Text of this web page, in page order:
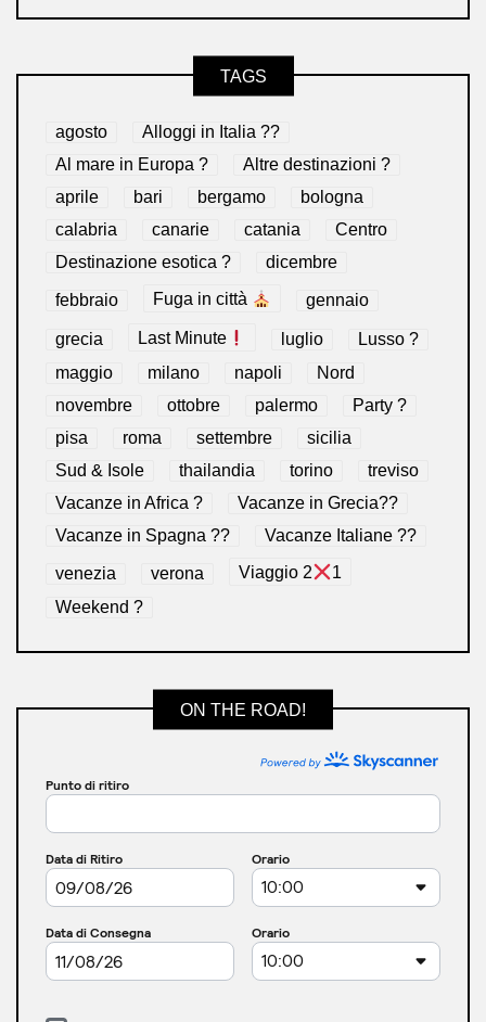
TAGS
agosto
Alloggi in Italia ??
Al mare in Europa ?️
Altre destinazioni ?
aprile
bari bergamo
bologna
calabria
canarie catania
Centro
Destinazione esotica ?
dicembre
febbraio Fuga in città gennaio
grecia Last Minute luglio
Lusso ?
maggio
milano napoli
Nord
novembre
ottobre palermo
Party ?
pisa
roma settembre
sicilia
Sud & Isole
thailandia torino
treviso
Vacanze in Africa ?
Vacanze in Grecia??
Vacanze in Spagna ??
Vacanze Italiane ??
venezia verona Viaggio 2
1
Weekend ?
ON THE ROAD!